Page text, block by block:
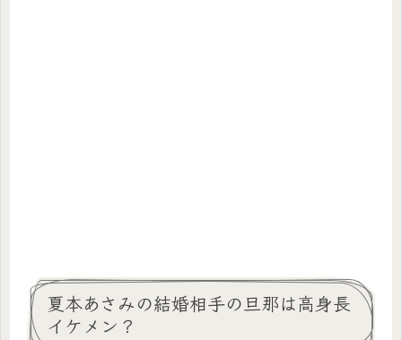
夏本あさみの結婚相手の旦那は高身長
イケメン？